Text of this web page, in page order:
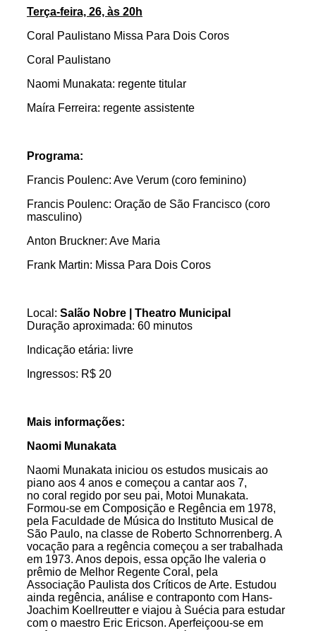
Terça-feira, 26, às 20h
Coral Paulistano Missa Para Dois Coros
Coral Paulistano
Naomi Munakata: regente titular
Maíra Ferreira: regente assistente
Programa:
Francis Poulenc: Ave Verum (coro feminino)
Francis Poulenc: Oração de São Francisco (coro
masculino)
Anton Bruckner: Ave Maria
Frank Martin: Missa Para Dois Coros
Local: Salão Nobre
| Theatro Municipal
Duração aproximada: 60 minutos
Indicação etária: livre
Ingressos: R$ 20
Mais informações:
Naomi Munakata
Naomi Munakata iniciou os estudos musicais ao
piano aos 4 anos e começou a cantar aos 7,
no coral regido por seu pai, Motoi Munakata.
Formou-se em Composição e Regência em 1978,
pela Faculdade de Música do Instituto Musical de
São Paulo, na classe de Roberto Schnorrenberg. A
vocação para a regência começou a ser trabalhada
em 1973. Anos depois, essa opção lhe valeria o
prêmio de Melhor Regente Coral , pela
Associação Paulista dos Críticos de Arte. Estudou
ainda regência, análise e contraponto com Hans-
Joachim Koellreutter e viajou à Suécia para estudar
com o maestro Eric Ericson. Aperfeiçoou-se em